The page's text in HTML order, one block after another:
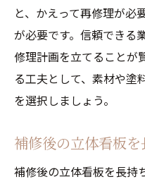
と、かえって再修理が必
が必要です。信頼できる
修理計画を立てることが
る工夫として、素材や塗
を選択しましょう。
補修後の立体看板
補修後の立体看板を長持